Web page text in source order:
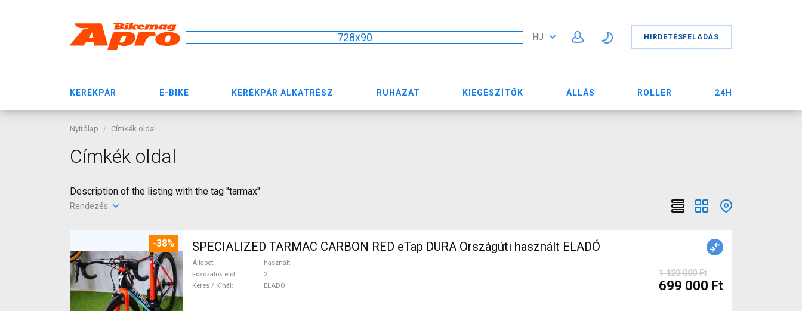
728x90 HU HIRDETÉSFELADÁS
KERÉKPÁR E-BIKE KERÉKPÁR ALKATRÉSZ RUHÁZAT KIEGÉSZÍTŐK ÁLLÁS ROLLER 24H
Nyitólap Címkék oldal
Címkék oldal
Description of the listing with the tag "tarmax"
Rendezés:
-38% SPECIALIZED TARMAC CARBON RED eTap DURA Országúti használt ELADÓ
Állapot
használt
Fokozatok elöl
2
Keres / Kínál
ELADÓ
1 120 000 Ft
699 000 Ft